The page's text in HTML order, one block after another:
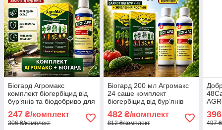
Біогард Агромакс
комплект біогербіцид від
бур’янів та біодобриво для
саду і городу захист
рослин тривалий ефект
безпечна еко
247 ₴/комплект
306 ₴/комплект
Біогард 200 мл Агромакс
24 саше комплект
біогербіцид від бур’янів
біодобриво для саду і
городу захист рослин opt-
8023-2+8018-2
482₴/комплект
812 ₴/комплект
396
497